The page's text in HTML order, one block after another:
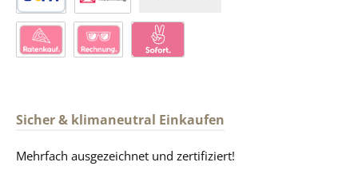
SEPA LastschriftKauf auf Rechnung über Produkt-Handel
Sicher & klimaneutral Einkaufen
Mehrfach ausgezeichnet und zertifiziert!